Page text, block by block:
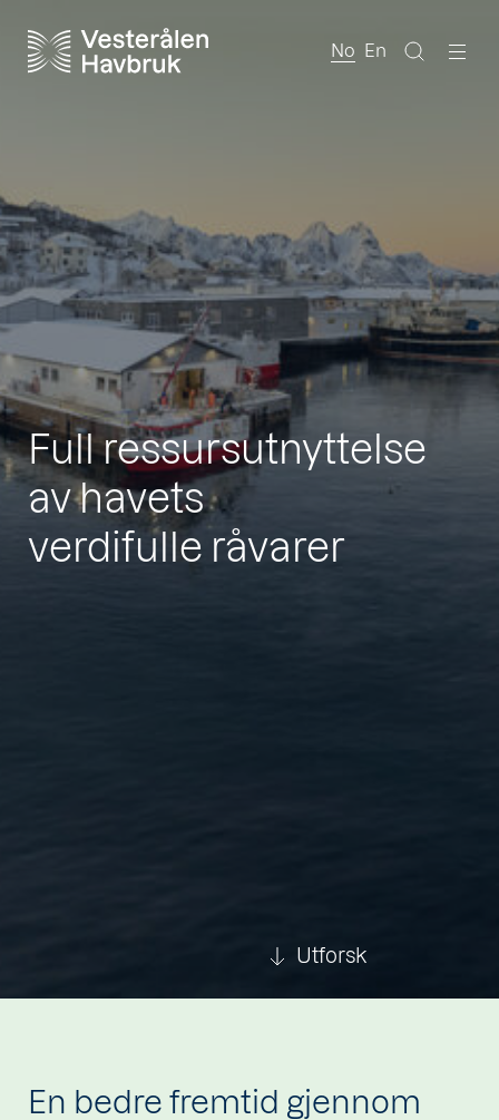
No En
Full ressursutnyttelse
av havets
verdifulle råvarer
Utforsk
En bedre fremtid gjennom